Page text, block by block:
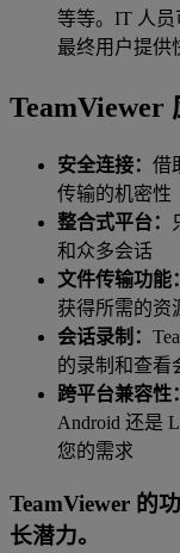
等等。IT 人员
最终用户提供
TeamViewer
安全连接： 借
传输的机密性
整合式平台：
和众多会话
文件传输功能：
获得所需的资
会话录制：
的录制和查看
跨平台兼容性：
Android 还是
您的需求
TeamViewer 的
长潜力。